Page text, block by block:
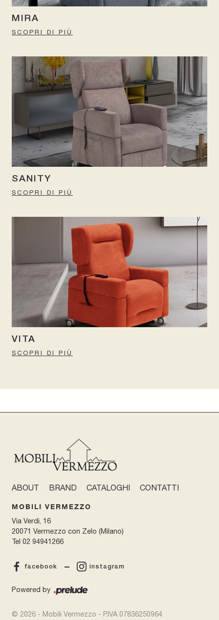
MIRA
SCOPRI DI PIÙ
SANITY
SCOPRI DI PIÙ
VITA
SCOPRI DI PIÙ
ABOUT BRAND CATALOGHI CONTATTI
MOBILI VERMEZZO
Via Verdi, 16
20071 Vermezzo con Zelo (Milano)
Tel 02 94941266
facebook instagram
Powered by
© 2026 - Mobili Vermezzo - P.IVA 07836250964